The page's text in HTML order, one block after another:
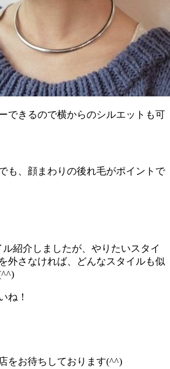
できるので横からのシルエットも可
も、顔まわりの後れ毛がポイントで
ル紹介しましたが、やりたいスタイ
外さなければ、どんなスタイルも似
^^)
ね！
をお待ちしております(^^)